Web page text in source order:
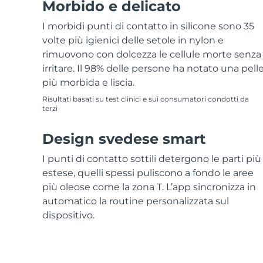
Morbido e delicato
I morbidi punti di contatto in silicone sono 35
volte più igienici delle setole in nylon e
rimuovono con dolcezza le cellule morte senza
irritare. Il 98% delle persone ha notato una
più morbida e liscia.
Risultati basati su test clinici e sui consumatori condotti da
terzi
Design svedese smart
I punti di contatto sottili detergono le parti più
estese, quelli spessi puliscono a fondo le aree
più oleose come la zona T. L’app sincronizza in
automatico la routine personalizzata sul
dispositivo.